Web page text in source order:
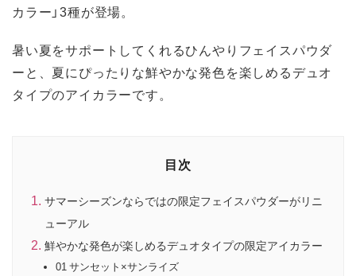
カラー」3種が登場。
暑い夏をサポートしてくれるひんやりフェイスパウダ
ーと、夏にぴったりな鮮やかな発色を楽しめるデュオ
タイプのアイカラーです。
目次
サマーシーズンならではの限定フェイスパウダーがリニ
ューアル
鮮やかな発色が楽しめるデュオタイプの限定アイカラー
01 サンセット×サンライズ